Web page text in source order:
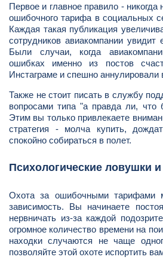
Первое и главное правило - никогда
ошибочного тарифа в социальных
Каждая такая публикация
сотрудников авиакомпании увидит
Были случаи, когда
ошибках именно из постов
Инстаграме и спешно аннулировали
Также не стоит писать в службу
вопросами типа "а правда ли, что
Этим вы только привлекаете
стратегия - молча купить,
спокойно собираться в полет.
Психологические ловушки
Охота за ошибочными тарифами
зависимость. Вы начинаете
нервничать из-за каждой
огромное количество времени на
находки случаются не чаще
позволяйте этой охоте испортить